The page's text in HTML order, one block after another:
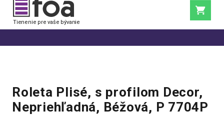
Roleta Plisé, s profilom Decor,
Nepriehľadná, Béžová, P 7704P